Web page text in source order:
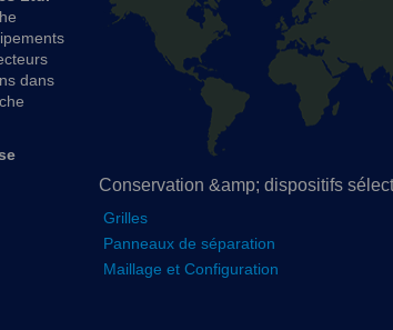
dans
Conservation &amp; dispositifs
Grilles
Panneaux de séparation
Maillage et Configuration